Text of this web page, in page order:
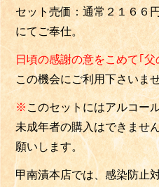
セット売価：通常２１６６
にてご奉仕。
日頃の感謝の意をこめて｢
この機会にご利用下さいま
※ このセットにはアルコー
未成年者の購入はできませ
願いします。
甲南漬本店では、感染防止